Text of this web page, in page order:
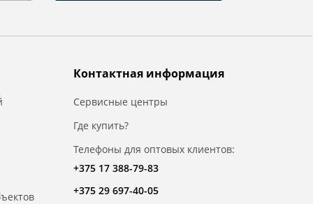
Контактная информация
Сервисные центры
Где купить?
Телефоны для оптовых клиентов:
+375 17 388-79-83
+375 29 697-40-05